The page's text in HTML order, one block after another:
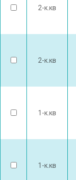
2-к.кв
2-к.кв
1-к.кв
1-к.кв